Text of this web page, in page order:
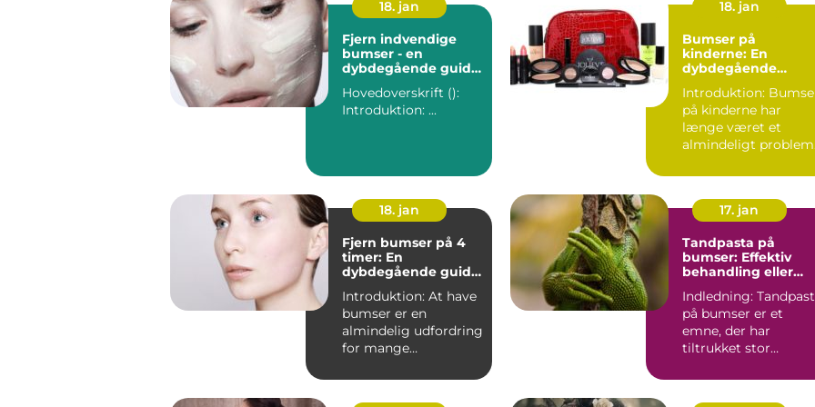
18. jan
Fjern indvendige
bumser - en
dybdegående guide
Hovedoverskrift ():
Introduktion: ...
18. jan
Bumser på
kinderne: En
dybdegående
behandlinger og
forebyggelse
Introduktion: Bumser
på kinderne har
længe været et
almindeligt problem
der er ...
18. jan
Fjern bumser på 4
timer: En
dybdegående guide
Introduktion: At have
bumser er en
almindelig udfordring
for mange
der er aktiv...
17. jan
Tandpasta på
bumser: Effektiv
behandling eller
Indledning:
på bumser er et
emne, der har
tiltrukket stor
blandt personer
med...